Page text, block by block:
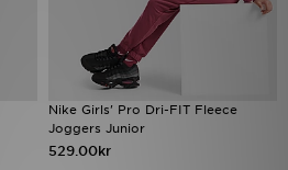
Nike Girls' Pro Dri-FIT Fleece
Joggers Junior
529.00kr